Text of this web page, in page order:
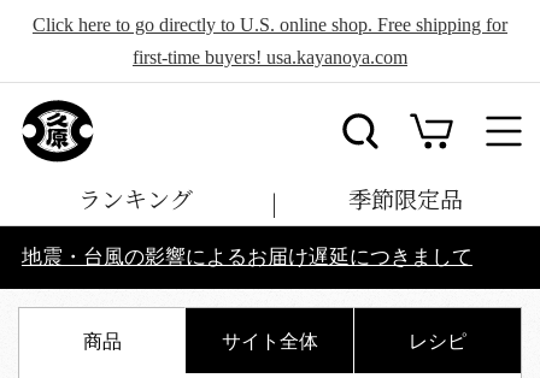
Click here to go directly to U.S. online shop. Free shipping for
first-time buyers! usa.kayanoya.com
ランキング 季節限定品
地震・台風の影響によるお届け遅延につきまして
商品 サイト全体 レシピ